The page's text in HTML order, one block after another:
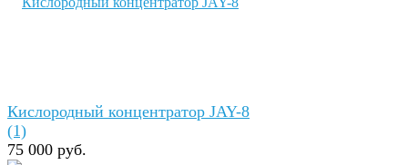
Кислородный концентратор JAY-8
(1)
75 000 руб.